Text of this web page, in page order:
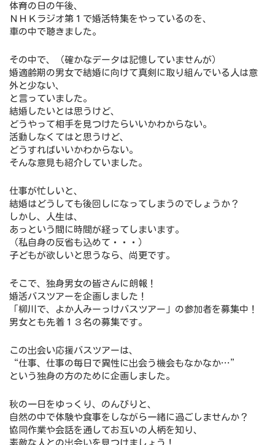
お問合せ
体育の日の午後、
ＮＨＫラジオ第１で婚活特集をやっているのを、
車の中で聴きました。
その中で、（確かなデータは記憶していませんが）
婚適齢期の男女で結婚に向けて真剣に取り組んでいる人は意
外と少ない、
と言っていました。
結婚したいとは思うけど、
どうやって相手を見つけたらいいかわからない。
活動しなくてはと思うけど、
どうすればいいかわからない。
そんな意見も紹介していました。
仕事が忙しいと、
結婚はどうしても後回しになってしまうのでしょうか？
しかし、人生は、
あっという間に時間が経ってしまいます。
（私自身の反省も込めて・・・）
子どもが欲しいと思うなら、尚更です。
そこで、独身男女の皆さんに朗報！
婚活バスツアーを企画しました！
「柳川で、よか人みーっけバスツアー」の参加者を募集中！
男女とも先着１３名の募集です。
この出会い応援バスツアーは、
“仕事、仕事の毎日で異性に出会う機会もなかなか…”
という独身の方のために企画しました。
秋の一日をゆっくり、のんびりと、
自然の中で体験や食事をしながら一緒に過ごしませんか？
協同作業や会話を通してお互いの人柄を知り、
素敵な人との出会いを見つけましょう！